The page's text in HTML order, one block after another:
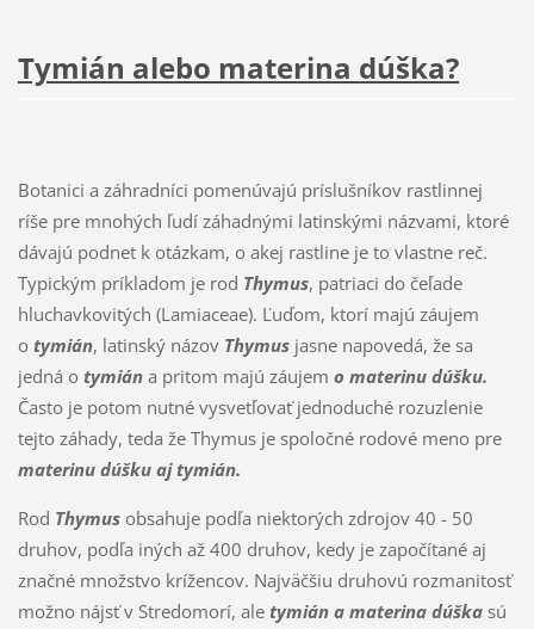
Tymián alebo materina dúška?
Botanici a záhradníci pomenúvajú príslušníkov rastlinnej
ríše pre mnohých ľudí záhadnými latinskými názvami, ktoré
dávajú podnet k otázkam, o akej rastline je to vlastne reč.
Typickým príkladom je rod Thymus, patriaci do čeľade
hluchavkovitých (Lamiaceae). Ľuďom, ktorí majú záujem
o tymián, latinský názov Thymusjasne napovedá, že sa
jedná o tymián a pritom majú záujem o materinu dúšku.
Často je potom nutné vysvetľovať jednoduché rozuzlenie
tejto záhady, teda že Thymus je spoločné rodové meno pre
materinu dúšku aj tymián.
Rod Thymusobsahuje podľa niektorých zdrojov 40 - 50
druhov, podľa iných až 400 druhov, kedy je započítané aj
značné množstvo krížencov. Najväčšiu druhovú rozmanitosť
možno nájsť v Stredomorí, ale tymián a materina dúškasú